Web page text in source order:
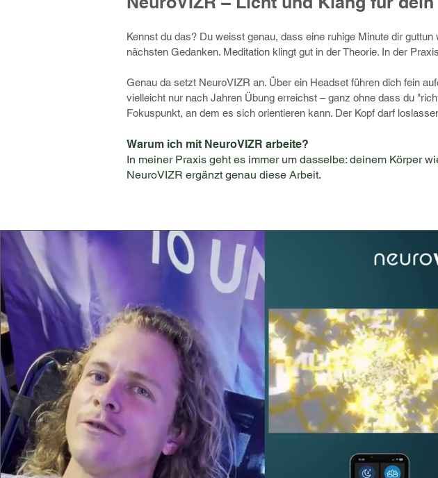
Kennst du das? Du weisst genau, dass eine ruhige Minute dir
nächsten Gedanken. Meditation klingt gut in der Theorie. In der
Genau da setzt NeuroVIZR an. Über ein Headset führen dich fein
vielleicht nur nach Jahren Übung erreichst – ganz ohne dass du
Fokuspunkt, an dem es sich orientieren kann. Der Kopf darf
Warum ich mit NeuroVIZR arbeite?
In meiner Praxis geht es immer um dasselbe: deinem Körper
NeuroVIZR ergänzt genau diese Arbeit.